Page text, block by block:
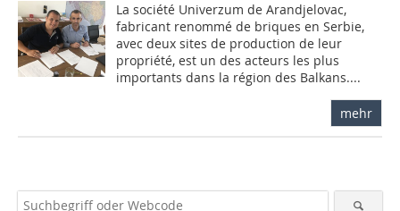
La société Univerzum de Arandjelovac,
fabricant renommé de briques en Serbie,
avec deux sites de production de leur
propriété, est un des acteurs les plus
importants dans la région des Balkans....
mehr